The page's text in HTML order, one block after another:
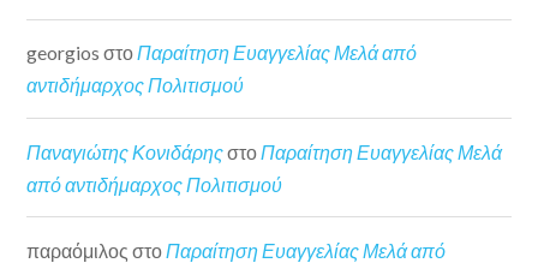
georgios στοΠαραίτηση Ευαγγελίας Μελά από
αντιδήμαρχος Πολιτισμού
Παναγιώτης Κονιδάρηςστο Παραίτηση Ευαγγελίας Μελά
από αντιδήμαρχος Πολιτισμού
παραόμιλος στοΠαραίτηση Ευαγγελίας Μελά από